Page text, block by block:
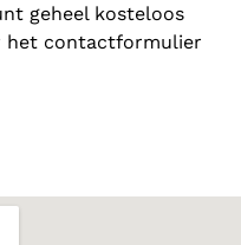
geheel kosteloos
het contactformulier